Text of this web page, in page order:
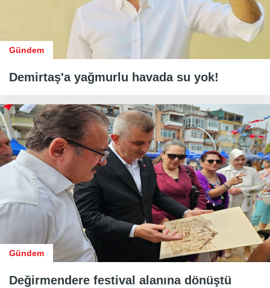
Gündem
Demirtaş'a yağmurlu havada su yok!
Gündem
Değirmendere festival alanına dönüştü